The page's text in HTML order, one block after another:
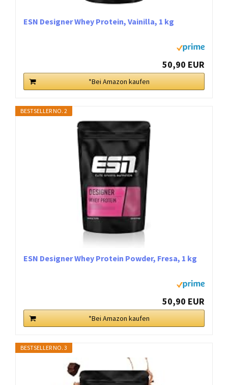
ESN Designer Whey Protein, Vainilla, 1 kg
50,90 EUR
*Bei Amazon kaufen
BESTSELLER NO. 2
ESN Designer Whey Protein Powder, Fresa, 1 kg
50,90 EUR
*Bei Amazon kaufen
BESTSELLER NO. 3